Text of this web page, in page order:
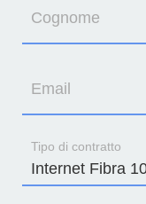
Cognome
Email
Tipo di contratto